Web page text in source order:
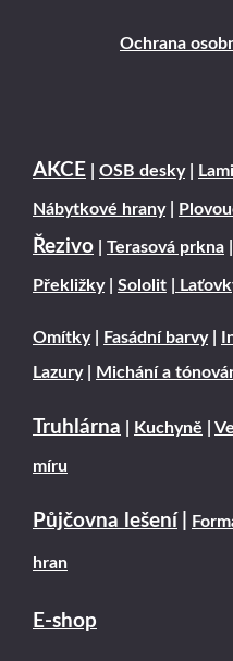
Ochrana
AKCE OSB desky|
Nábytkové hrany|
Řezivo Terasová prkna
Překližky| Sololit
Omítky| Fasádní barvy|
Lazury| Michání a
Truhlárna Kuchyně
míru
Půjčovna lešení
hran
E-shop